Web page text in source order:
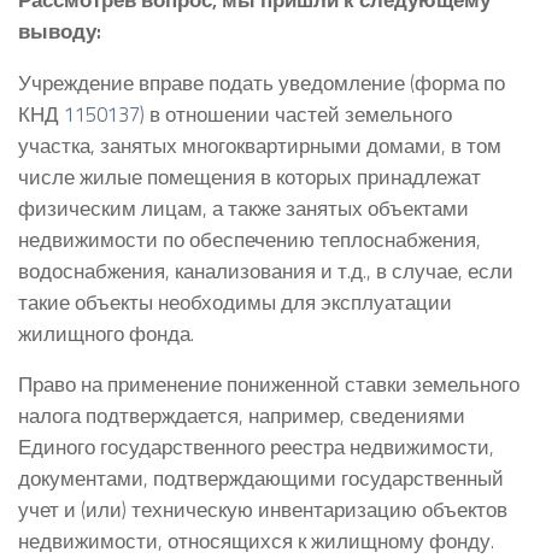
выводу:
Учреждение вправе подать уведомление (форма по
КНД 1150137) в отношении частей земельного
участка, занятых многоквартирными домами, в том
числе жилые помещения в которых принадлежат
физическим лицам, а также занятых объектами
недвижимости по обеспечению теплоснабжения,
водоснабжения, канализования и т.д., в случае, если
такие объекты необходимы для эксплуатации
жилищного фонда.
Право на применение пониженной ставки земельного
налога подтверждается, например, сведениями
Единого государственного реестра недвижимости,
документами, подтверждающими государственный
учет и (или) техническую инвентаризацию объектов
недвижимости, относящихся к жилищному фонду.